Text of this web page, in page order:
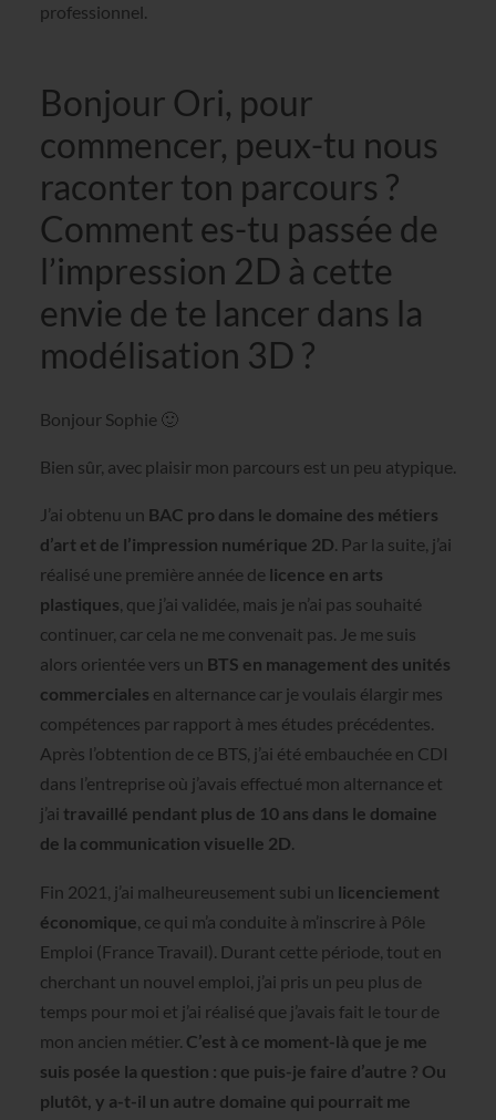
professionnel.
Bonjour Ori, pour
commencer, peux-tu nous
raconter ton parcours ?
Comment es-tu passée de
l’impression 2D à cette
envie de te lancer dans la
modélisation 3D ?
Bonjour Sophie 🙂
Bien sûr, avec plaisir mon parcours est un peu atypique.
J’ai obtenu un BAC pro dans le domaine des métiers
d’art et de l’impression numérique 2D. Par la suite, j’ai
réalisé une première année de licence en arts
plastiques, que j’ai validée, mais je n’ai pas souhaité
continuer, car cela ne me convenait pas. Je me suis
alors orientée vers un BTS en management des unités
commerciales en alternance car je voulais élargir mes
compétences par rapport à mes études précédentes.
Après l’obtention de ce BTS, j’ai été embauchée en CDI
dans l’entreprise où j’avais effectué mon alternance et
j’ai travaillé pendant plus de 10 ans dans le domaine
de la communication visuelle 2D.
Fin 2021, j’ai malheureusement subi un licenciement
économique , ce qui m’a conduite à m’inscrire à Pôle
Emploi (France Travail). Durant cette période, tout en
cherchant un nouvel emploi, j’ai pris un peu plus de
temps pour moi et j’ai réalisé que j’avais fait le tour de
mon ancien métier. C’est à ce moment-là que je me
suis posée la question : que puis-je faire d’autre ? Ou
plutôt, y a-t-il un autre domaine qui pourrait me